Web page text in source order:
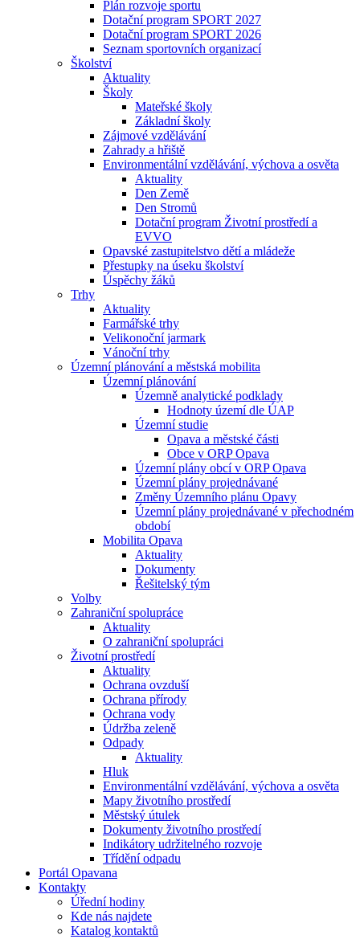
Plán rozvoje sportu
Dotační program SPORT 2027
Dotační program SPORT 2026
Seznam sportovních organizací
Školství
Aktuality
Školy
Mateřské školy
Základní školy
Zájmové vzdělávání
Zahrady a hřiště
Environmentální vzdělávání, výchova a osvěta
Aktuality
Den Země
Den Stromů
Dotační program Životní prostředí a
EVVO
Opavské zastupitelstvo dětí a mládeže
Přestupky na úseku školství
Úspěchy žáků
Trhy
Aktuality
Farmářské trhy
Velikonoční jarmark
Vánoční trhy
Územní plánování a městská mobilita
Územní plánování
Územně analytické podklady
Hodnoty území dle ÚAP
Územní studie
Opava a městské části
Obce v ORP Opava
Územní plány obcí v ORP Opava
Územní plány projednávané
Změny Územního plánu Opavy
Územní plány projednávané v přechodném
období
Mobilita Opava
Aktuality
Dokumenty
Řešitelský tým
Volby
Zahraniční spolupráce
Aktuality
O zahraniční spolupráci
Životní prostředí
Aktuality
Ochrana ovzduší
Ochrana přírody
Ochrana vody
Údržba zeleně
Odpady
Aktuality
Hluk
Environmentální vzdělávání, výchova a osvěta
Mapy životního prostředí
Městský útulek
Dokumenty životního prostředí
Indikátory udržitelného rozvoje
Třídění odpadu
Portál Opavana
Kontakty
Úřední hodiny
Kde nás najdete
Katalog kontaktů